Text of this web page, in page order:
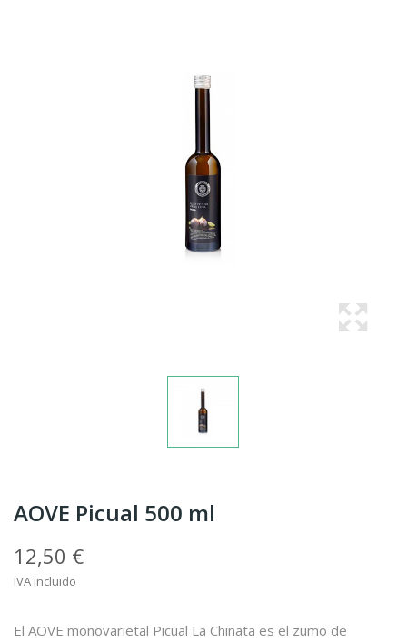
AOVE Picual 500 ml
12,50 €
IVA incluido
El AOVE monovarietal Picual La Chinata es el zumo de